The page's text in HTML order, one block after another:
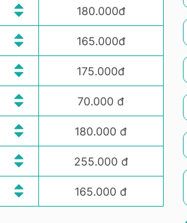
180.000đ
165.000đ
175.000đ
70.000 đ
180.000 đ
255.000 đ
165.000 đ